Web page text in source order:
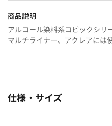
商品説明
アルコール染料系コピックシリ
マルチライナー、アクレアには
仕様・サイズ